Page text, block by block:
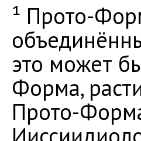
¹ Прото-
это может
Форма,
Прото-